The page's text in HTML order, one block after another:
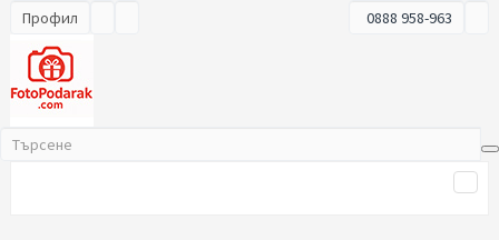
Профил 0888 958-963